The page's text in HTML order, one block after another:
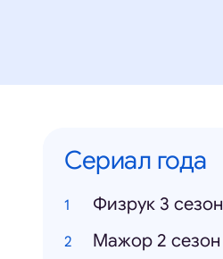
Сериал года
Физрук 3 сезон
Мажор 2 сезон